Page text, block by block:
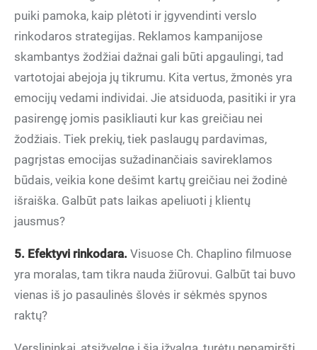
puiki pamoka, kaip plėtoti ir įgyvendinti verslo
rinkodaros strategijas. Reklamos kampanijose
skambantys žodžiai dažnai gali būti apgaulingi, tad
vartotojai abejoja jų tikrumu. Kita vertus, žmonės yra
emocijų vedami individai. Jie atsiduoda, pasitiki ir yra
pasirengę jomis pasikliauti kur kas greičiau nei
žodžiais. Tiek prekių, tiek paslaugų pardavimas,
pagrįstas emocijas sužadinančiais savireklamos
būdais, veikia kone dešimt kartų greičiau nei žodinė
išraiška. Galbūt pats laikas apeliuoti į klientų
jausmus?
5. Efektyvi rinkodara. Visuose Ch. Chaplino filmuose
yra moralas, tam tikra nauda žiūrovui. Galbūt tai buvo
vienas iš jo pasaulinės šlovės ir sėkmės spynos
raktų?